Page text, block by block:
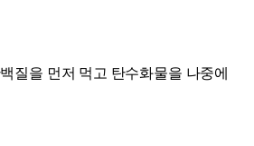
질을 먼저 먹고 탄수화물을 나중에